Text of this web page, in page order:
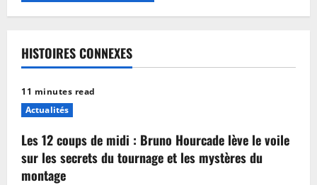
HISTOIRES CONNEXES
11 minutes read
Actualités
Les 12 coups de midi : Bruno Hourcade lève le voile
sur les secrets du tournage et les mystères du
montage